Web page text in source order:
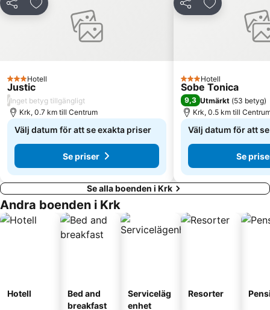
Dela Lägg till i Mina Favoriter
3 Stjärnor
Hotell
Justic
/Inget betyg tillgängligt
Krk, 0.7 km till Centrum
Välj datum för att se exakta priser
Se priser
Dela Lägg till i
3 Stjärnor
Hotell
Sobe Tonica
9,3 Utmärkt (53 betyg)
Krk, 0.5 km till
Välj datum för att
Se
Se alla boenden i Krk
Andra boenden i Krk
Hotell
Bed and
breakfast
Serviceläg
enhet
Resorter